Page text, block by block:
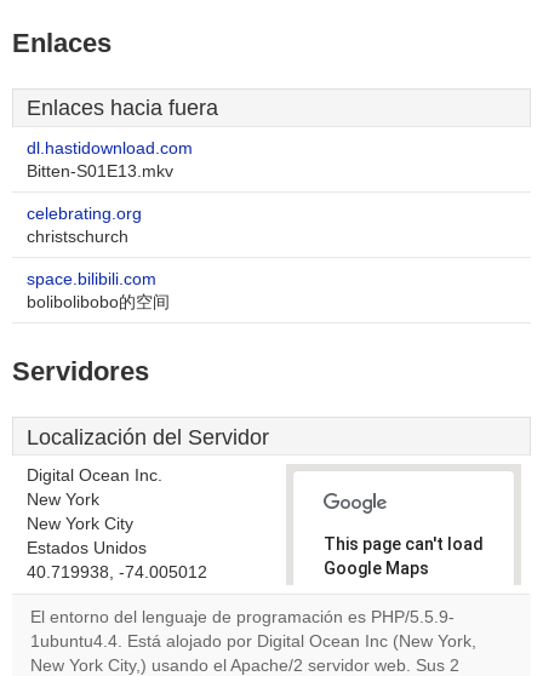
Enlaces
Enlaces hacia fuera
dl.hastidownload.com
Bitten-S01E13.mkv
celebrating.org
christschurch
space.bilibili.com
bolibolibobo的空间
Servidores
Localización del Servidor
Digital Ocean Inc.
New York
New York City
Estados Unidos
40.719938, -74.005012
This page can't load
Google Maps
correctly.
Do you
own this
El entorno del lenguaje de programación es PHP/5.5.9-
1ubuntu4.4. Está alojado por Digital Ocean Inc (New York,
New York City,) usando el Apache/2 servidor web. Sus 2